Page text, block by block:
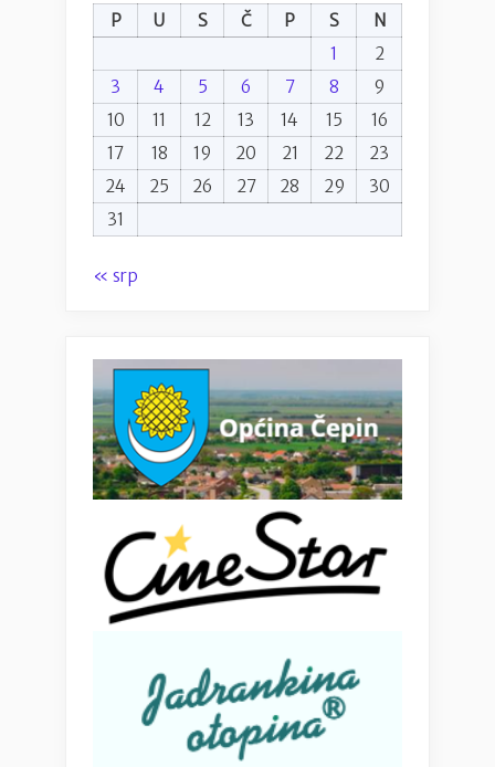
P
U S Č P S
N
1
2
3
4 5 6 7 8
9
10
11 12 13 14 15
16
17
18 19 20 21 22
23
24
25 26 27 28 29
30
31
« srp